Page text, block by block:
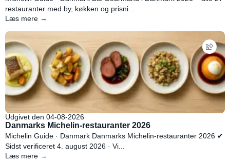
restauranter med by, køkken og prisni...
Læs mere →
Udgivet den 04-08-2026
Danmarks Michelin-restauranter 2026
Michelin Guide · Danmark Danmarks Michelin-restauranter 2026 ✔
Sidst verificeret 4. august 2026 · Vi...
Læs mere →